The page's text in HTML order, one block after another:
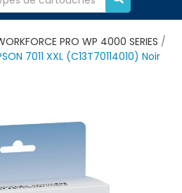
PRO WP 4000 SERIES
7011 XXL (C13T70114010) Noir